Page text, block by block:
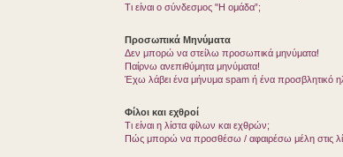
Τι είναι ο σύνδεσμος "Η ομάδα”;
Προσωπικά Μηνύματα
Δεν μπορώ να στείλω προσωπικά μηνύματα!
Παίρνω ανεπιθύμητα μηνύματα!
Έχω λάβει ένα μήνυμα spam ή ένα προσβλητικό
Φίλοι και εχθροί
Τι είναι η λίστα φίλων και εχθρών;
Πώς μπορώ να προσθέσω / αφαιρέσω μέλη στις